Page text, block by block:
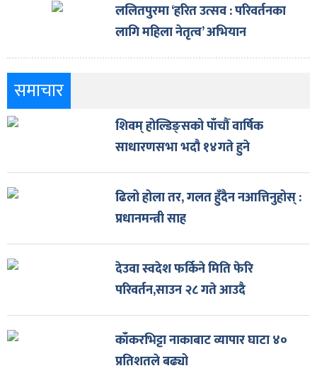
ललितपुरमा ‘हरित उत्सव : परिवर्तनका
लागि महिला नेतृत्व’ अभियान
समाचार
शिवम् होल्डिङ्सको पाँचौँ वार्षिक
साधारणसभा भदौ १४गते हुने
ढिलो होला तर, गलत हुँदैन नआत्तिनुहोस् :
प्रधानमन्त्री साह
देउवा स्वदेश फर्किने मिति फेरि
परिवर्तन,साउन २८ गते आउदै
काँकरभिट्टा नाकाबाट व्यापार घाटा ४०
प्रतिशतले बढ्यो